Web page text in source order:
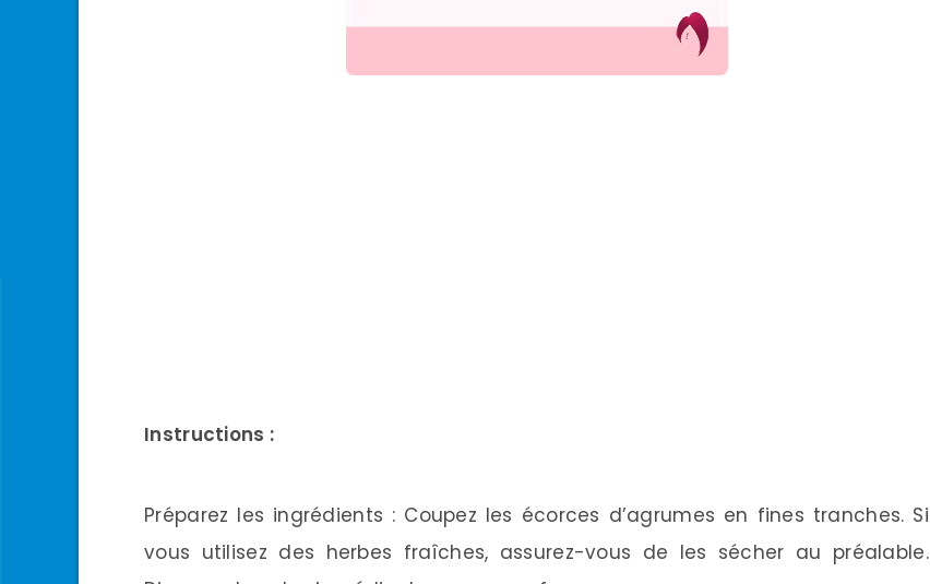
Instructions :
Préparez les ingrédients : Coupez les écorces d’agrumes en fines tranches. Si
vous utilisez des herbes fraîches, assurez-vous de les sécher au préalable.